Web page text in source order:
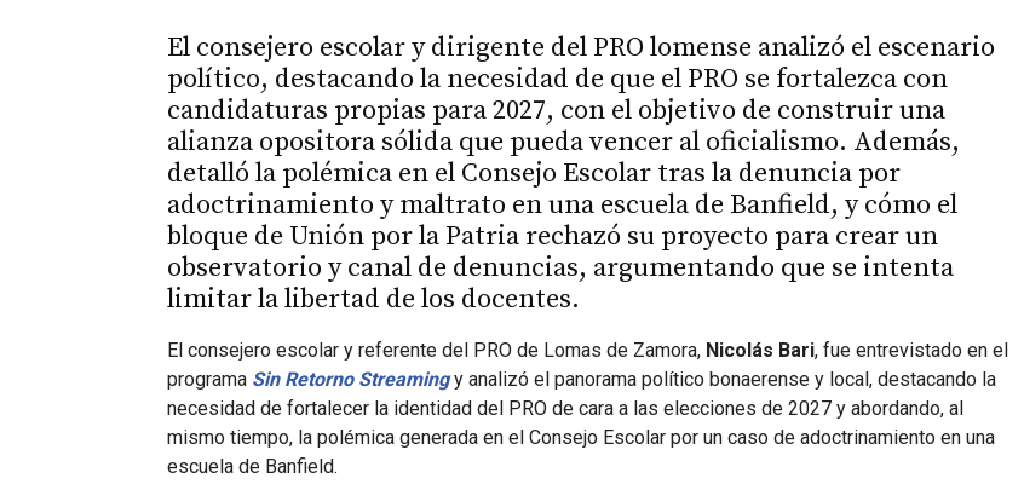
El consejero escolar y dirigente del PRO lomense analizó el escenario
político, destacando la necesidad de que el PRO se fortalezca con
candidaturas propias para 2027, con el objetivo de construir una
alianza opositora sólida que pueda vencer al oficialismo. Además,
detalló la polémica en el Consejo Escolar tras la denuncia por
adoctrinamiento y maltrato en una escuela de Banfield, y cómo el
bloque de Unión por la Patria rechazó su proyecto para crear un
observatorio y canal de denuncias, argumentando que se intenta
limitar la libertad de los docentes.
El consejero escolar y referente del PRO de Lomas de Zamora, Nicolás Bari, fue entrevistado en el
programa Sin Retorno Streamingy analizó el panorama político bonaerense y local, destacando la
necesidad de fortalecer la identidad del PRO de cara a las elecciones de 2027 y abordando, al
mismo tiempo, la polémica generada en el Consejo Escolar por un caso de adoctrinamiento en una
escuela de Banfield.